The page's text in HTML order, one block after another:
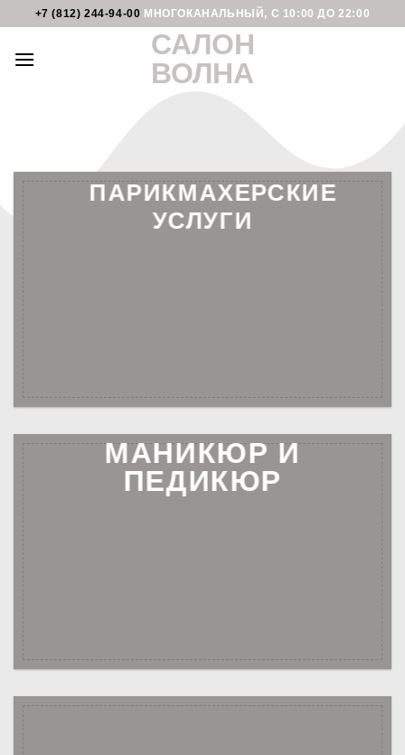
content
+7 (812) 244-94-00 МНОГОКАНАЛЬНЫЙ, С 10:00 ДО 22:00
САЛОН
ВОЛНА
ПАРИКМАХЕРСКИЕ
УСЛУГИ
МАНИКЮР И
ПЕДИКЮР